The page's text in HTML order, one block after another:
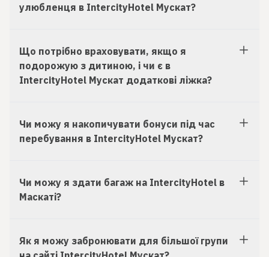
улюбленця в IntercityHotel Мускат?
Що потрібно враховувати, якщо я
подорожую з дитиною, і чи є в
IntercityHotel Мускат додаткові ліжка?
Чи можу я накопичувати бонуси під час
перебування в IntercityHotel Мускат?
Чи можу я здати багаж на IntercityHotel в
Маскаті?
Як я можу забронювати для більшої групи